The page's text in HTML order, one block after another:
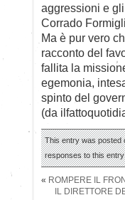
aggressioni e
Corrado
Ma è pur vero
racconto del
fallita la
egemonia,
spinto del
(da
This entry was posted
responses to this
« ROMPERE IL
IL DIRETTORE